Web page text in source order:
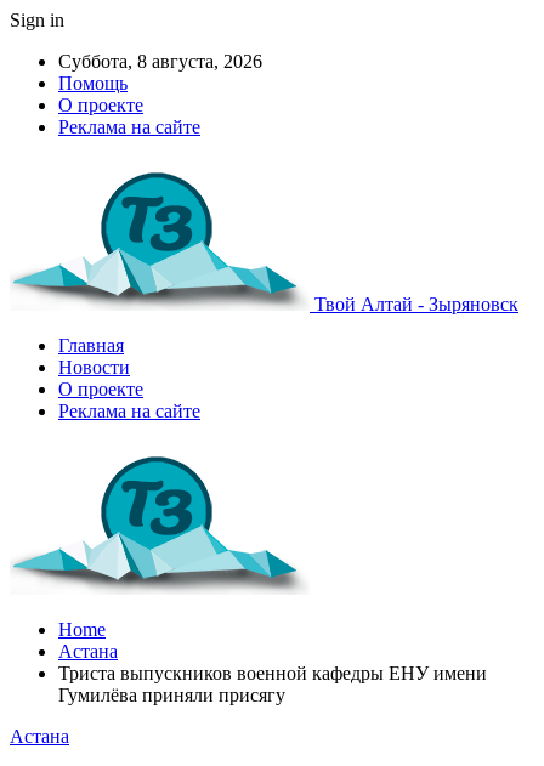
Sign in
Суббота, 8 августа, 2026
Помощь
О проекте
Реклама на сайте
Твой Алтай - Зыряновск
Главная
Новости
О проекте
Реклама на сайте
Home
Астана
Триста выпускников военной кафедры ЕНУ имени
Гумилёва приняли присягу
Астана